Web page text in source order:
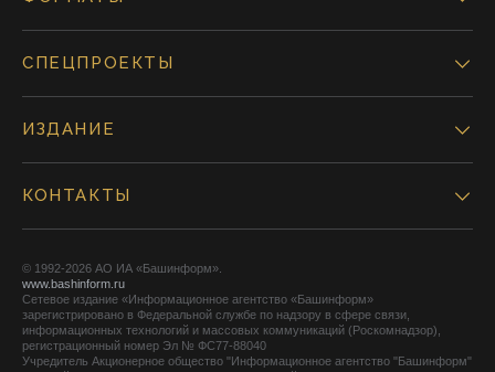
СПЕЦПРОЕКТЫ
ИЗДАНИЕ
КОНТАКТЫ
© 1992-2026 АО ИА «Башинформ».
www.bashinform.ru
Сетевое издание «Информационное агентство «Башинформ»
зарегистрировано в Федеральной службе по надзору в сфере связи,
информационных технологий и массовых коммуникаций (Роскомнадзор),
регистрационный номер Эл № ФС77-88040
Учредитель Акционерное общество "Информационное агентство "Башинформ"